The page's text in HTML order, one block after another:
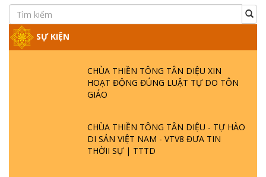
SỰ KIỆN
CHÙA THIỀN TÔNG TÂN DIỆU XIN
HOẠT ĐỘNG ĐÚNG LUẬT TỰ DO TÔN
GIÁO
CHÙA THIỀN TÔNG TÂN DIỆU - TỰ HÀO
DI SẢN VIỆT NAM - VTV8 ĐƯA TIN
THỜII SỰ | TTTD